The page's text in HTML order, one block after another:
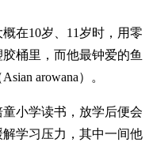
在10岁、11岁时，用零
桶里，而他最钟爱的鱼
arowana）。
小学读书，放学后便会
学习压力，其中一间他